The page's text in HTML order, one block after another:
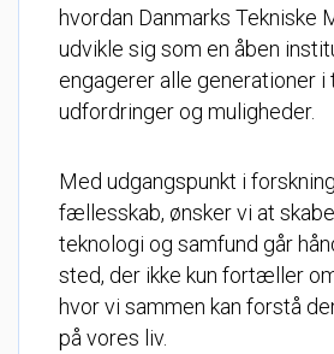
hvordan Danmarks Tekniske
udvikle sig som en åben
engagerer alle generationer i
udfordringer og muligheder.
Med udgangspunkt i
fællesskab, ønsker vi at
teknologi og samfund går
sted, der ikke kun fortæller
hvor vi sammen kan forstå
på vores liv.